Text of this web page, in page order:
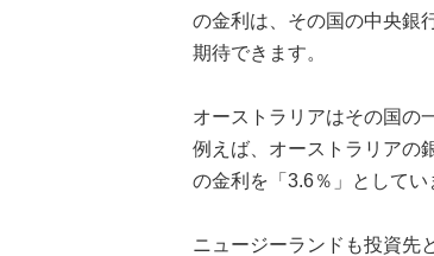
の金利は、その国の中央銀
期待できます。
オーストラリアはその国の
例えば、オーストラリアの
の金利を「3.6％」としてい
ニュージーランドも投資先